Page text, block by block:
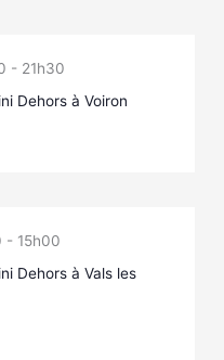
Dehors à Voiron
- 21h30
Dehors à Vals les
- 15h00